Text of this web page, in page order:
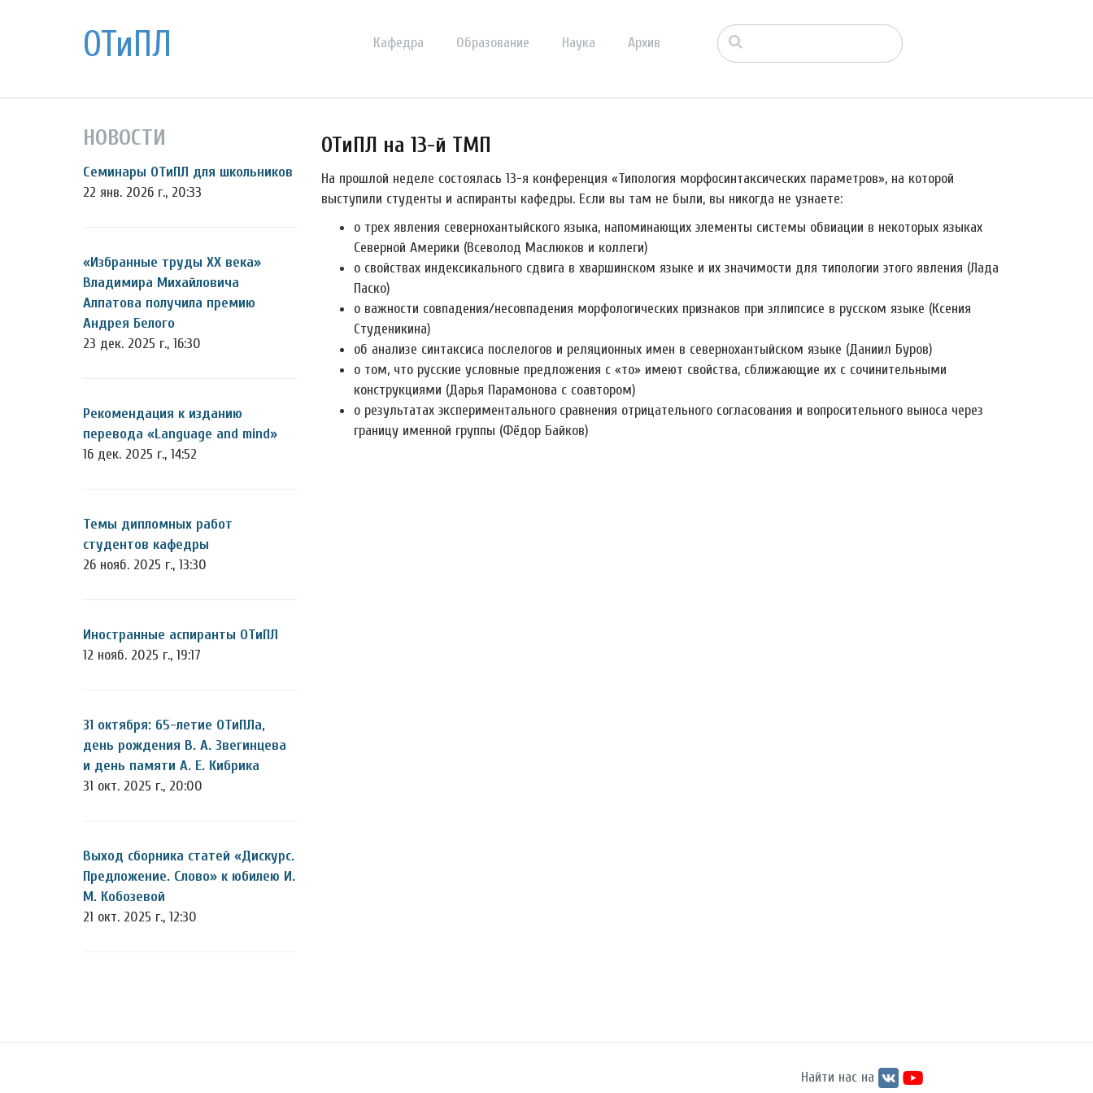
ОТиПЛ Кафедра Образование Наука Архив
НОВОСТИ
Семинары ОТиПЛ для школьников
22 янв. 2026 г., 20:33
«Избранные труды ХХ века»
Владимира Михайловича
Алпатова получила премию
Андрея Белого
23 дек. 2025 г., 16:30
Рекомендация к изданию
перевода «Language and mind»
16 дек. 2025 г., 14:52
Темы дипломных работ
студентов кафедры
26 нояб. 2025 г., 13:30
Иностранные аспиранты ОТиПЛ
12 нояб. 2025 г., 19:17
31 октября: 65-летие ОТиПЛа,
день рождения В. А. Звегинцева
и день памяти А. Е. Кибрика
31 окт. 2025 г., 20:00
Выход сборника статей «Дискурс.
Предложение. Слово» к юбилею И.
М. Кобозевой
21 окт. 2025 г., 12:30
ОТиПЛ на 13-й ТМП
На прошлой неделе состоялась 13-я конференция «Типология морфосинтаксических параметров», на которой
выступили студенты и аспиранты кафедры. Если вы там не были, вы никогда не узнаете:
о трех явления севернохантыйского языка, напоминающих элементы системы обвиации в некоторых языках
Северной Америки (Всеволод Маслюков и коллеги)
о свойствах индексикального сдвига в хваршинском языке и их значимости для типологии этого явления (Лада
Паско)
о важности совпадения/несовпадения морфологических признаков при эллипсисе в русском языке (Ксения
Студеникина)
об анализе синтаксиса послелогов и реляционных имен в севернохантыйском языке (Даниил Буров)
о том, что русские условные предложения с «то» имеют свойства, сближающие их с сочинительными
конструкциями (Дарья Парамонова с соавтором)
о результатах экспериментального сравнения отрицательного согласования и вопросительного выноса через
границу именной группы (Фёдор Байков)
Найти нас на